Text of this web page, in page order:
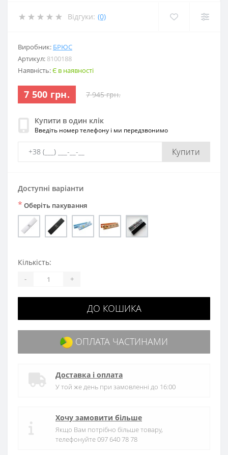
Відгуки: (0)
Виробник: БРЮС
Артикул: 8100188
Наявність:Є в наявності
7 500 грн. 7 945 грн.
Купити в один клік
Введіть номер телефону і ми передзвонимо
Купити
Доступні варіанти
* Оберіть пакування
Кількість:
- +
ДО КОШИКА
ОПЛАТА ЧАСТИНАМИ
Доставка і оплата
У той же день при замовленні до 16:00
Хочу замовити більше
Якщо Вам потрібно більше товару,
телефонуйте 097 640 78 78